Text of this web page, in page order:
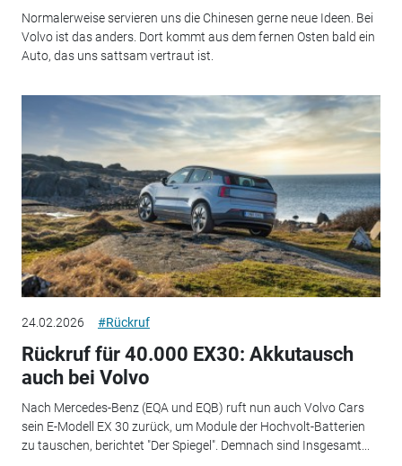
Normalerweise servieren uns die Chinesen gerne neue Ideen. Bei
Volvo ist das anders. Dort kommt aus dem fernen Osten bald ein
Auto, das uns sattsam vertraut ist.
24.02.2026 #Rückruf
Rückruf für 40.000 EX30: Akkutausch
auch bei Volvo
Nach Mercedes-Benz (EQA und EQB) ruft nun auch Volvo Cars
sein E-Modell EX 30 zurück, um Module der Hochvolt-Batterien
zu tauschen, berichtet "Der Spiegel". Demnach sind Insgesamt...